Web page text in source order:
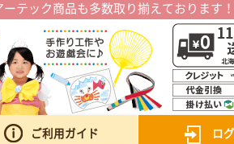
テック商品も多数取り揃えております！
ご利用ガイド ロ